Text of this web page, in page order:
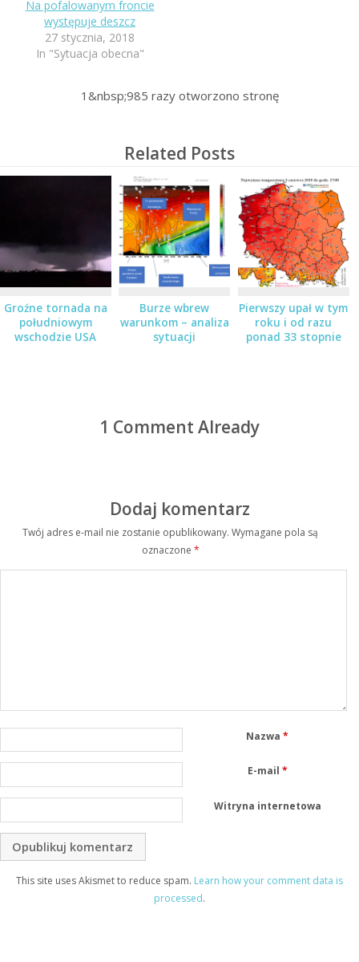
Na pofalowanym froncie
występuje deszcz
27 stycznia, 2018
In "Sytuacja obecna"
1&nbsp;985 razy otworzono stronę
Related Posts
Groźne tornada na
południowym
wschodzie USA
Burze wbrew
warunkom – analiza
sytuacji
Pierwszy upał w tym
roku i od razu
ponad 33 stopnie
1 Comment Already
Dodaj komentarz
Twój adres e-mail nie zostanie opublikowany. Wymagane pola są
oznaczone *
Nazwa*
E-mail *
Witryna internetowa
This site uses Akismet to reduce spam. Learn how your comment data is
processed.